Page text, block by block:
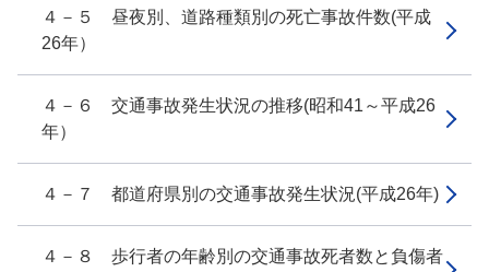
４－５ 昼夜別、道路種類別の死亡事故件数(平成
26年）
４－６ 交通事故発生状況の推移(昭和41～平成26
年）
４－７ 都道府県別の交通事故発生状況(平成26年)
４－８ 歩行者の年齢別の交通事故死者数と負傷者